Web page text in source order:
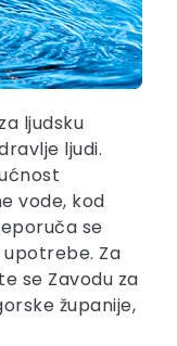
ljudsku
ljudi.
vode, kod
se
Za
se Zavodu za
županije,